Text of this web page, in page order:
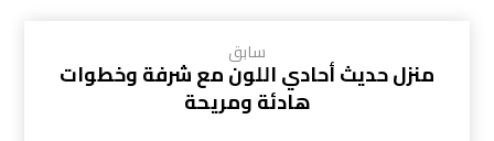
سابق
منزل حديث أحادي اللون مع شرفة وخطوات
هادئة ومريحة